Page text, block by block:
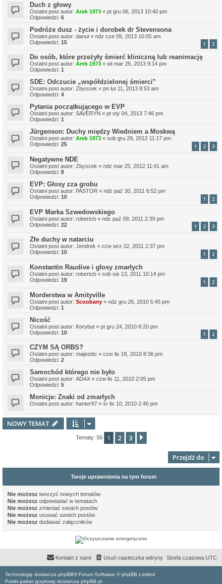
Duch z głowy
Ostatni post autor: Arek 1973 « pt gru 06, 2013 10:40 pm
Odpowiedzi: 6
Podróże dusz - życie i dorobek dr Stevensona
Ostatni post autor: danut « ndz cze 09, 2013 10:05 am
Odpowiedzi: 15 1 2
Do osób, które przeżyły śmierć kliniczną lub reanimację
Ostatni post autor: Arek 1973 « wt mar 26, 2013 9:14 pm
Odpowiedzi: 1
SDE: Odczucie „współdzielonej śmierci”
Ostatni post autor: Zbyszek « pn lut 11, 2013 8:53 am
Odpowiedzi: 4
Pytania początkującego w EVP
Ostatni post autor: SAVERYN « pt sty 04, 2013 7:46 pm
Odpowiedzi: 1
Jürgenson: Duchy między Wiedniem a Moskwą
Ostatni post autor: Arek 1973 « sob gru 29, 2012 11:17 pm
Odpowiedzi: 25 1 2 3
Negatywne NDE
Ostatni post autor: Zbyszek « ndz mar 25, 2012 11:41 am
Odpowiedzi: 8
EVP: Głosy zza grobu
Ostatni post autor: PASTOR « ndz paź 30, 2011 6:52 pm
Odpowiedzi: 10 1 2
EVP Marka Szwedowskiego
Ostatni post autor: robertcb « ndz paź 09, 2011 2:39 pm
Odpowiedzi: 22 1 2 3
Złe duchy w natarciu
Ostatni post autor: Jendrek « czw wrz 22, 2011 2:37 pm
Odpowiedzi: 10 1 2
Konstantin Raudive i głosy zmarłych
Ostatni post autor: robertcb « sob sie 13, 2011 10:14 pm
Odpowiedzi: 19 1 2
Morderstwa w Amityville
Ostatni post autor: Scoobany « ndz gru 26, 2010 5:45 pm
Odpowiedzi: 1
Nicość
Ostatni post autor: Korybut « pt gru 24, 2010 8:20 pm
Odpowiedzi: 10 1 2
CZYM SĄ ORBS?
Ostatni post autor: majesttic « czw lis 18, 2010 8:36 pm
Odpowiedzi: 2
Samochód którego nie było
Ostatni post autor: ADAX « czw lis 11, 2010 2:05 pm
Odpowiedzi: 5
Monicje: Znaki od zmarłych
Ostatni post autor: hanter97 « śr lis 10, 2010 2:46 pm
NOWY TEMAT
Tematy: 56 1 2 3
Przejdź do
Twoje uprawnienia na tym forum
Nie możesz tworzyć nowych tematów
Nie możesz odpowiadać w tematach
Nie możesz zmieniać swoich postów
Nie możesz usuwać swoich postów
Nie możesz dodawać załączników
Strefa czasowa UTC
Usuń ciasteczka witryny
Kontakt z nami
Technologię dostarcza phpBB® Forum Software © phpBB Limited
Polski pakiet językowy dostarcza phpBB.pl